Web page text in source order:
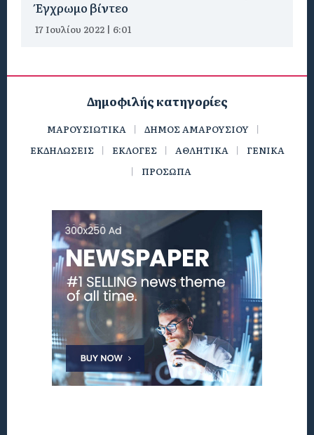
Έγχρωμο βίντεο
17 Ιουλίου 2022 | 6:01
Δημοφιλής κατηγορίες
ΜΑΡΟΥΣΙΩΤΙΚΑ
ΔΗΜΟΣ ΑΜΑΡΟΥΣΙΟΥ
ΕΚΔΗΛΩΣΕΙΣ
ΕΚΛΟΓΕΣ ΑΘΛΗΤΙΚΑ
ΓΕΝΙΚΑ
ΠΡΟΣΩΠΑ